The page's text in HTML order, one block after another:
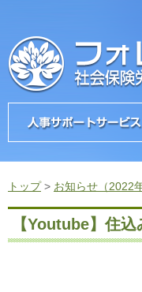
トップ> お知らせ（2022
【Youtube】住